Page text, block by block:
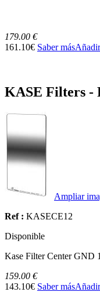
179.00 €
161.10€ Saber más
KASE Filters -
Ampliar
Ref : KASECE12
Disponible
Kase Filter Center GND
159.00 €
143.10€ Saber más